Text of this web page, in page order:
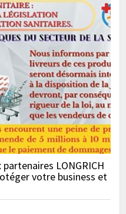
LONGRICH
votre business et